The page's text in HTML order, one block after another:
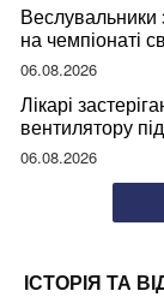
Веслувальники
на чемпіонаті
06.08.2026
Лікарі
вентилятору
ваше здоров’я
06.08.2026
ІСТОРІЯ ТА